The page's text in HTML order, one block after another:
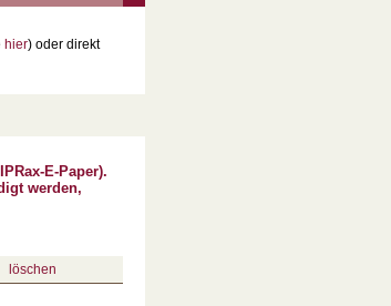
hier) oder direkt
E-Paper).
werden,
löschen